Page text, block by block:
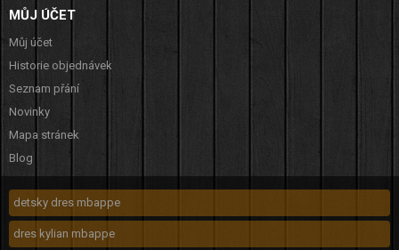
MŮJ ÚČET
Můj účet
Historie objednávek
Seznam přání
Novinky
Mapa stránek
Blog
detsky dres mbappe
dres kylian mbappe